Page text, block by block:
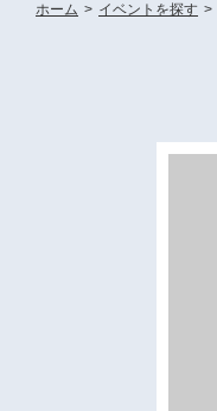
ホーム > イベントを探す >